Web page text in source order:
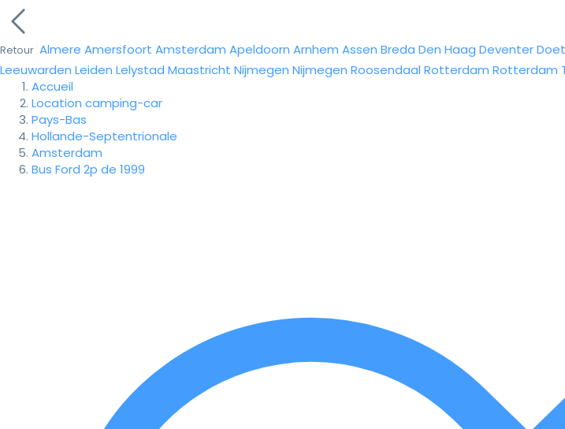
Retour Almere Amersfoort Amsterdam Apeldoorn Arnhem Assen Breda Den Haag Deventer
Leeuwarden Leiden Lelystad Maastricht Nijmegen Nijmegen Roosendaal Rotterdam Rotterdam
Accueil
Location camping-car
Pays-Bas
Hollande-Septentrionale
Amsterdam
Bus Ford 2p de 1999